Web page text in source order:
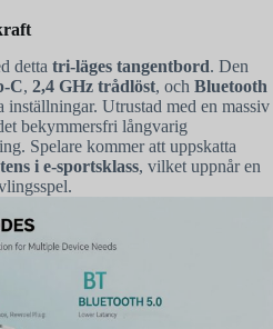
detta tri-läges tangentbord. Den
C, 2,4 GHz trådlöst, och Bluetooth
inställningar. Utrustad med en massiv
bekymmersfri långvarig
Spelare kommer att uppskatta
i e-sportsklass, vilket uppnår en